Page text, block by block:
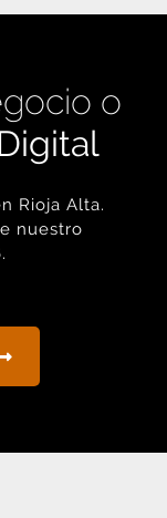
o
Rioja Alta.
nuestro